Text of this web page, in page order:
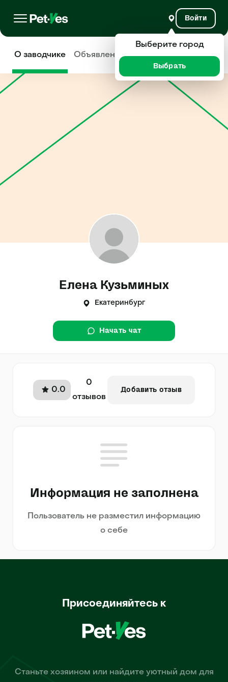
Войти
О заводчике Объявления Отзывы
Елена Кузьминых
Екатеринбург
Начать чат
0.0
0
отзывов
Добавить отзыв
Информация не заполнена
Пользователь не разместил информацию
о себе
Присоединяйтесь к
Станьте хозяином или найдите уютный дом для
Выберите город
Выбрать